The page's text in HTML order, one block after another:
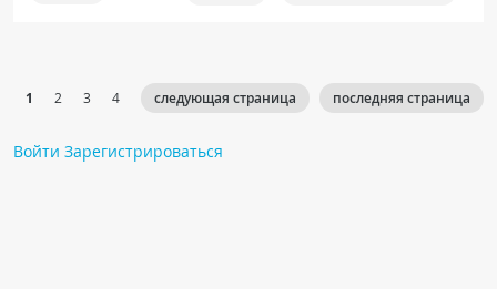
1 2 3 4 последняя страница
следующая страница
Войти Зарегистрироваться